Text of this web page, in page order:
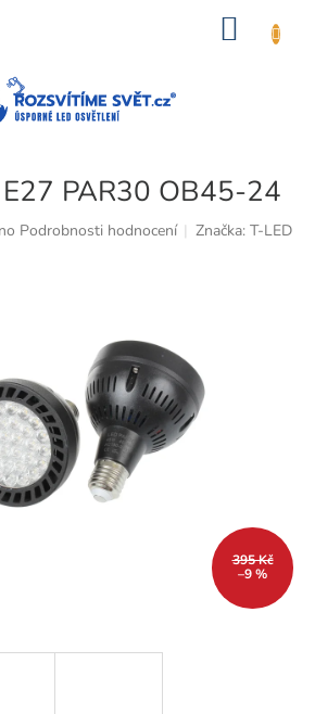
E27 PAR30 OB45-24
Podrobnosti hodnocení Značka:T-LED
395 Kč
–9 %